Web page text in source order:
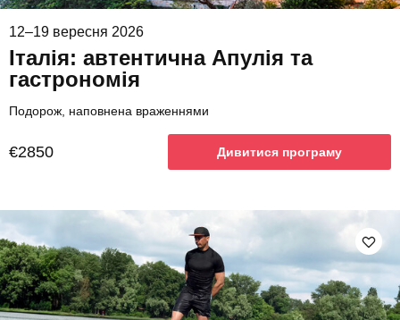
12–19 вересня 2026
Італія: автентична Апулія та
гастрономія
Подорож, наповнена враженнями
€2850 Дивитися програму